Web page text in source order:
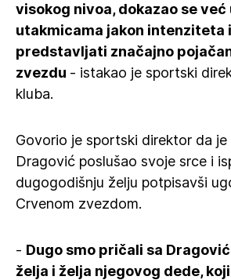
visokog nivoa, dokazao se već
utakmicama jakon intenziteta
predstavljati značajno
zvezdu - istakao je sportski
kluba.
Govorio je sportski direktor da je
Dragović poslušao svoje srce i
dugogodišnju želju potpisavši
Crvenom zvezdom.
- Dugo smo pričali sa
želja i želja njegovog dede,